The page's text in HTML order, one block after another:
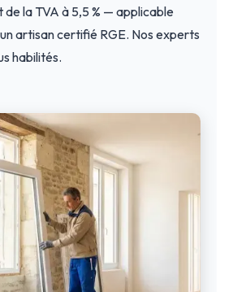
la TVA à 5,5 % — applicable
artisan certifié RGE. Nos experts
habilités.